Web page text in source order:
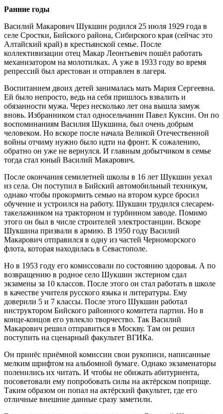
Ранние годы
Василий Макарович Шукшин родился 25 июля 1929 года в
селе Сростки, Бийского района, Сибирского края (сейчас это
Алтайский край) в крестьянской семье. После
коллективизации отец Макар Леонтьевич пошёл работать
механизатором на молотилках. А уже в 1933 году во время
репрессий был арестован и отправлен в лагеря.
Воспитанием двоих детей занималась мать Мария Сергеевна.
Ей было непросто, ведь на себя пришлось взвалить и
обязанности мужа. Через несколько лет она вышла замуж
вновь. Избранником стал односельчанин Павел Куксин. Он по
воспоминаниям Василия Шукшина, был очень добрым
человеком. Но вскоре после начала Великой Отечественной
войны отчиму нужно было идти на фронт. К сожалению,
обратно он уже не вернулся. И главным добытчиком в семье
тогда стал юный Василий Макарович.
После окончания семилетней школы в 16 лет Шукшин уехал
из села. Он поступил в Бийский автомобильный техникум,
однако чтобы прокормить семью на втором курсе бросил
обучение и устроился на работу. Шукшин трудился слесарем-
такелажником на тракторном и турбинном заводе. Помимо
этого он был в числе строителей электростанции. Вскоре
Шукшина призвали в армию. В 1950 году Василий
Макарович отправился в одну из частей Черноморского
флота, которая находилась в Севастополе.
Но в 1953 году его комиссовали по состоянию здоровья. А по
возвращению в родное село Шукшин экстерном сдал
экзамены за 10 классов. После этого он стал работать в школе
в качестве учителя русского языка и литературы. Ему
доверили 5 и 7 классы. После этого Шукшин работал
инструктором Бийского районного комитета партии. Но в
конце-концов его увлекло творчество. Так Василий
Макарович решил отправиться в Москву. Там он решил
поступить на сценарный факультет ВГИКа.
Он принёс приёмной комиссии свои рукописи, написанные
мелким шрифтом на альбомной бумаге. Однако экзаменаторы
поленились их читать. И чтобы не обижать абитуриента,
посоветовали ему попробовать силы на актёрском поприще.
Таким образом он попал на актёрский факультет, где его
отличные внешние данные сразу заметили.